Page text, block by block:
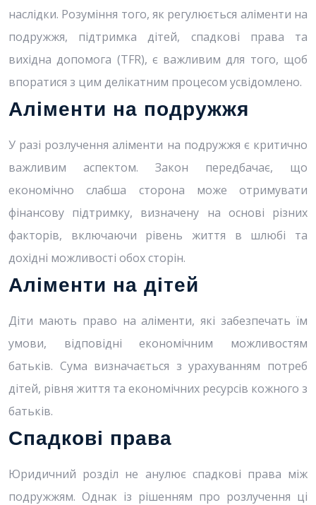
наслідки. Розуміння того, як регулюється аліменти на
подружжя, підтримка дітей, спадкові права та
вихідна допомога (TFR), є важливим для того, щоб
впоратися з цим делікатним процесом усвідомлено.
Аліменти на подружжя
У разі розлучення аліменти на подружжя є критично
важливим аспектом. Закон передбачає, що
економічно слабша сторона може отримувати
фінансову підтримку, визначену на основі різних
факторів, включаючи рівень життя в шлюбі та
дохідні можливості обох сторін.
Аліменти на дітей
Діти мають право на аліменти, які забезпечать їм
умови, відповідні економічним можливостям
батьків. Сума визначається з урахуванням потреб
дітей, рівня життя та економічних ресурсів кожного з
батьків.
Спадкові права
Юридичний розділ не анулює спадкові права між
подружжям. Однак із рішенням про розлучення ці